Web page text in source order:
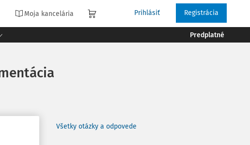
Moja kancelária Prihlásiť Registrácia
Predplatné
Všetky otázky a odpovede